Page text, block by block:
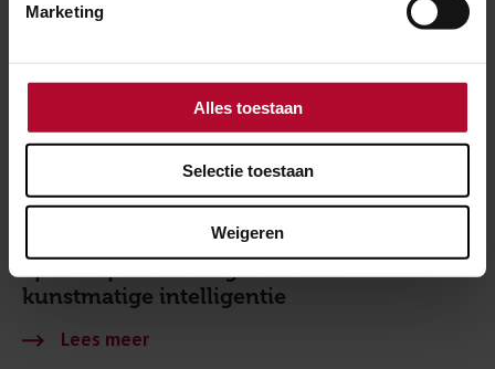
Marketing
Alles toestaan
Selectie toestaan
Weigeren
Spoorcapaciteit vergroten met
kunstmatige intelligentie